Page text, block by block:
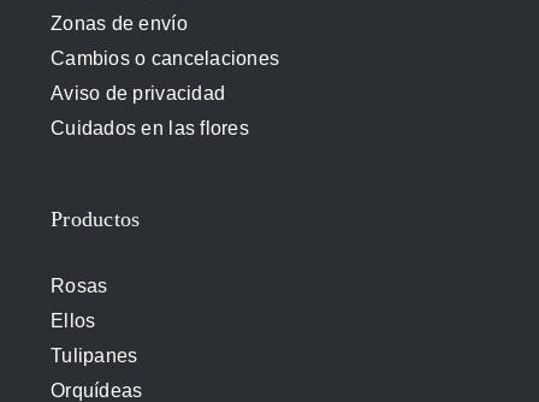
Zonas de envío
Cambios o cancelaciones
Aviso de privacidad
Cuidados en las flores
Productos
Rosas
Ellos
Tulipanes
Orquídeas